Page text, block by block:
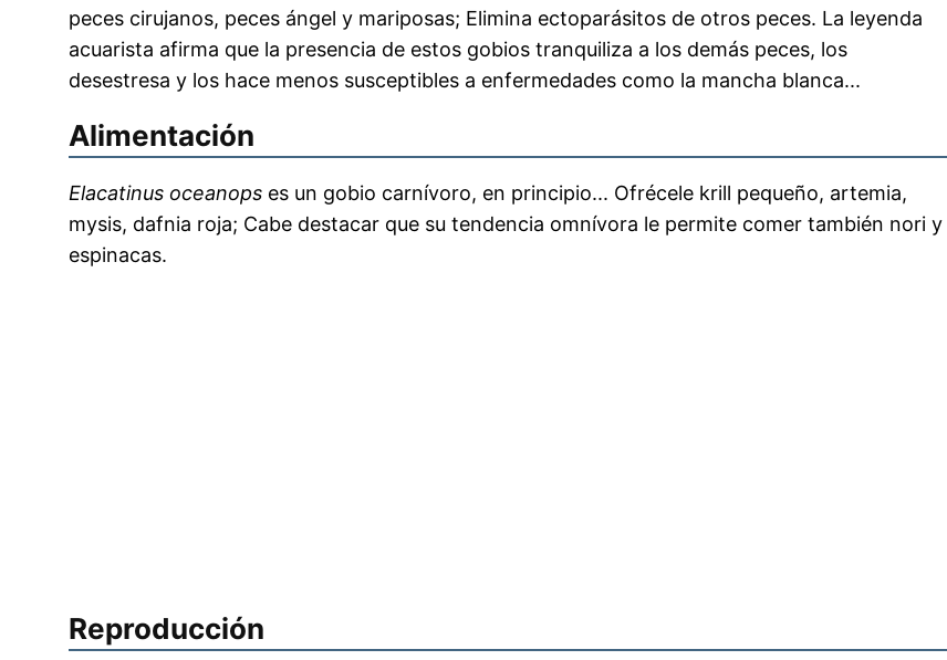
peces cirujanos, peces ángel y mariposas; Elimina ectoparásitos de otros peces. La leyenda
acuarista afirma que la presencia de estos gobios tranquiliza a los demás peces, los
desestresa y los hace menos susceptibles a enfermedades como la mancha blanca...
Alimentación
Elacatinus oceanops es un gobio carnívoro, en principio... Ofrécele krill pequeño, artemia,
mysis, dafnia roja; Cabe destacar que su tendencia omnívora le permite comer también nori y
espinacas.
Reproducción